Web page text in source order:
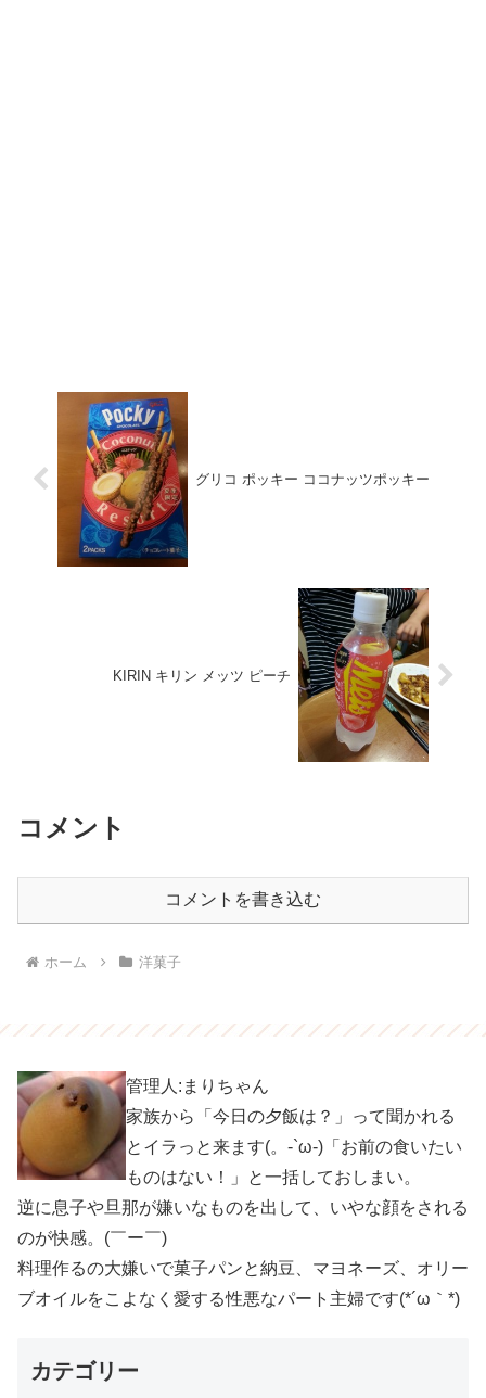
グリコ ポッキー ココナッツポッキー
KIRIN キリン メッツ ピーチ
コメント
コメントを書き込む
ホーム 洋菓子
管理人:まりちゃん
家族から「今日の夕飯は？」って聞かれる
とイラっと来ます(。-`ω-)「お前の食いたい
ものはない！」と一括しておしまい。
逆に息子や旦那が嫌いなものを出して、いやな顔をされる
のが快感。(￣ー￣)
料理作るの大嫌いで菓子パンと納豆、マヨネーズ、オリー
ブオイルをこよなく愛する性悪なパート主婦です(*´ω｀*)
カテゴリー